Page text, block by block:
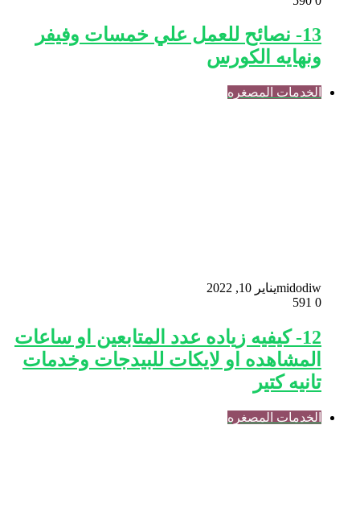
13- نصائح للعمل علي خمسات وفيفر
ونهايه الكورس
الخدمات المصغره
midodiwيناير 10, 2022
0
12- كيفيه زياده عدد المتابعين او ساعات
المشاهده او لايكات للبيدجات وخدمات
تانيه كتير
الخدمات المصغره